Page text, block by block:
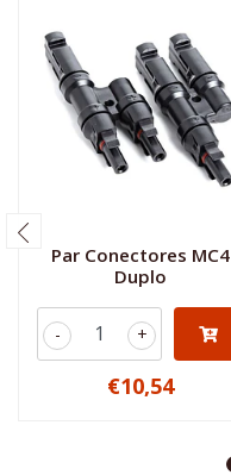
Par Conectores MC4
Duplo
+
-
€10,54